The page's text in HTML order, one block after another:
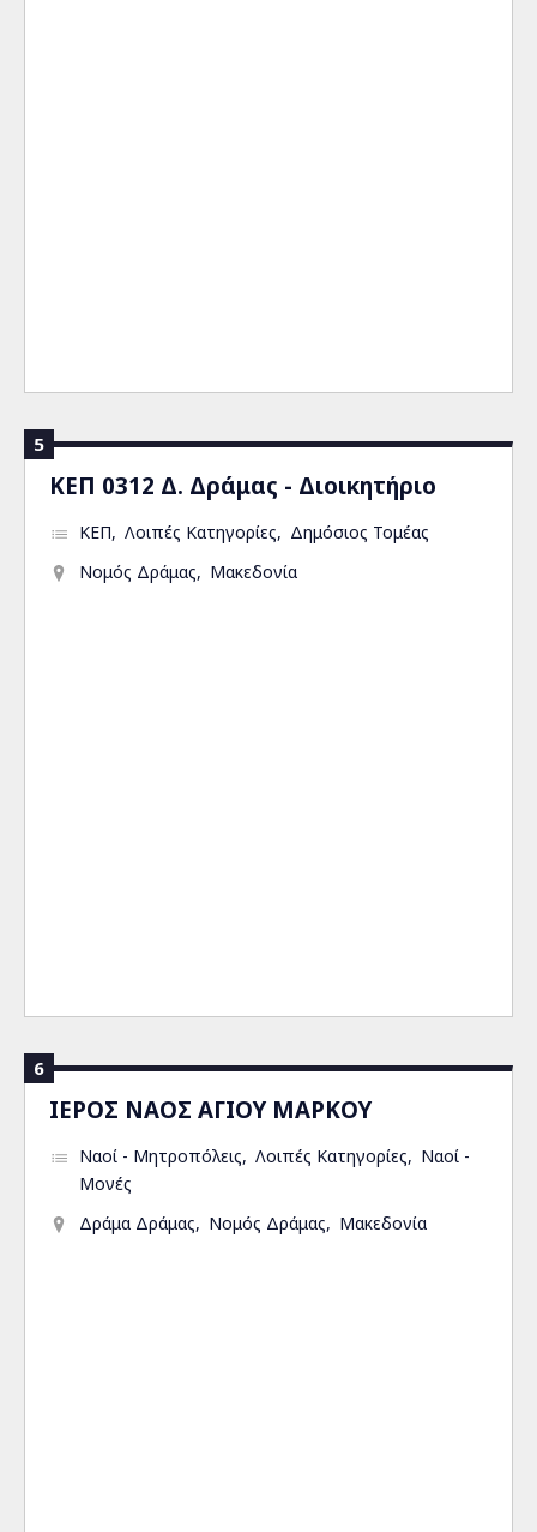
5
ΚΕΠ 0312 Δ. Δράμας - Διοικητήριο
ΚΕΠ Λοιπές Κατηγορίες
Δημόσιος Τομέας
Νομός Δράμας
Μακεδονία
6
ΙΕΡΟΣ ΝΑΟΣ ΑΓΙΟΥ ΜΑΡΚΟΥ
Ναοί - Μητροπόλεις Λοιπές Κατηγορίες
Ναοί -
Μονές
Δράμα Δράμας
Νομός Δράμας Μακεδονία